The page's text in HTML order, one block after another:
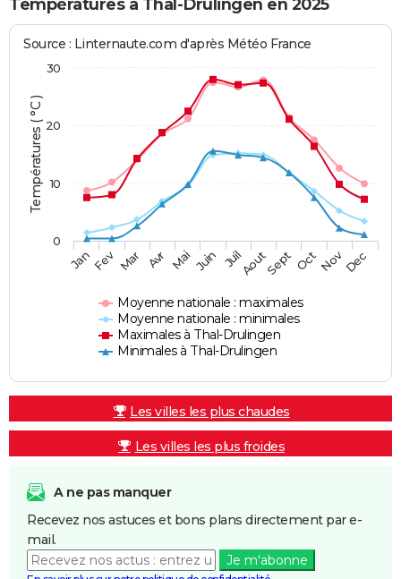
Températures à Thal-Drulingen en 2025
Températures ( °C )
Source : Linternaute.com d'après Météo France
Moyenne nationale : maximales
Moyenne nationale : minimales
Maximales à Thal-Drulingen
Minimales à Thal-Drulingen
JanFev Mar Avr Mai Juin JuilAoutSept OctNovDec
0
10
20
30
Les villes les plus chaudes
Les villes les plus froides
A ne pas manquer
Recevez nos astuces et bons plans directement par e-
mail.
Je m'abonne